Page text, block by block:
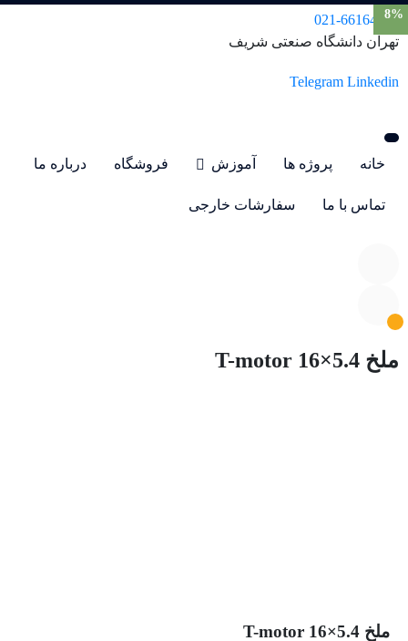
021-66164345
تهران دانشگاه صنعتی شریف
Telegram Linkedin
خانه پروژه ها آموزش فروشگاه درباره ما
تماس با ما سفارشات خارجی
ملخ T-motor 16×5.4
8%
ملخ T-motor 16×5.4